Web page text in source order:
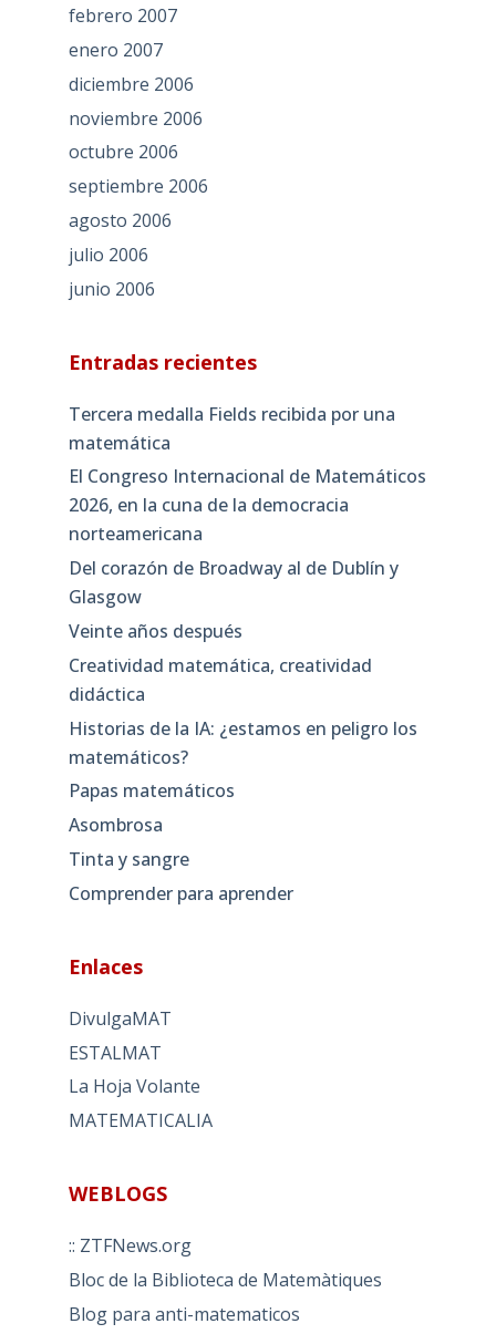
febrero 2007
enero 2007
diciembre 2006
noviembre 2006
octubre 2006
septiembre 2006
agosto 2006
julio 2006
junio 2006
Entradas recientes
Tercera medalla Fields recibida por una
matemática
El Congreso Internacional de Matemáticos
2026, en la cuna de la democracia
norteamericana
Del corazón de Broadway al de Dublín y
Glasgow
Veinte años después
Creatividad matemática, creatividad
didáctica
Historias de la IA: ¿estamos en peligro los
matemáticos?
Papas matemáticos
Asombrosa
Tinta y sangre
Comprender para aprender
Enlaces
DivulgaMAT
ESTALMAT
La Hoja Volante
MATEMATICALIA
WEBLOGS
:: ZTFNews.org
Bloc de la Biblioteca de Matemàtiques
Blog para anti-matematicos